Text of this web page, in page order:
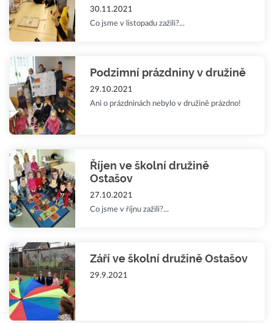
30.11.2021
Co jsme v listopadu zažili?...
Podzimní prázdniny v družině
29.10.2021
Ani o prázdninách nebylo v družině prázdno!
Říjen ve školní družině
Ostašov
27.10.2021
Co jsme v říjnu zažili?...
Září ve školní družině Ostašov
29.9.2021